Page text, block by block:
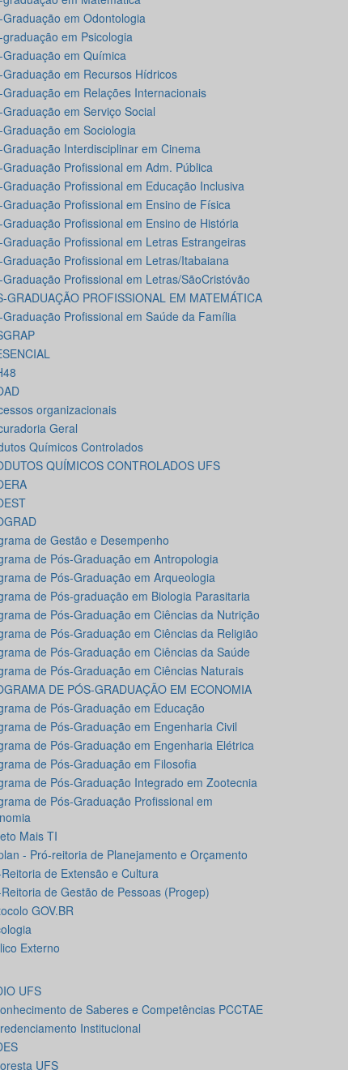
Graduação em Odontologia
graduação em Psicologia
Graduação em Química
Graduação em Recursos Hídricos
Graduação em Relações Internacionais
Graduação em Serviço Social
Graduação em Sociologia
Graduação Interdisciplinar em Cinema
Graduação Profissional em Adm. Pública
Graduação Profissional em Educação Inclusiva
Graduação Profissional em Ensino de Física
Graduação Profissional em Ensino de História
Graduação Profissional em Letras Estrangeiras
Graduação Profissional em Letras/Itabaiana
Graduação Profissional em Letras/SãoCristóvão
GRADUAÇÃO PROFISSIONAL EM MATEMÁTICA
Graduação Profissional em Saúde da Família
organizacionais
Geral
Químicos Controlados
QUÍMICOS CONTROLADOS UFS
de Gestão e Desempenho
de Pós-Graduação em Antropologia
de Pós-Graduação em Arqueologia
de Pós-graduação em Biologia Parasitaria
de Pós-Graduação em Ciências da Nutrição
de Pós-Graduação em Ciências da Religião
de Pós-Graduação em Ciências da Saúde
de Pós-Graduação em Ciências Naturais
DE PÓS-GRADUAÇÃO EM ECONOMIA
de Pós-Graduação em Educação
de Pós-Graduação em Engenharia Civil
de Pós-Graduação em Engenharia Elétrica
de Pós-Graduação em Filosofia
de Pós-Graduação Integrado em Zootecnia
de Pós-Graduação Profissional em
Mais TI
- Pró-reitoria de Planejamento e Orçamento
de Extensão e Cultura
de Gestão de Pessoas (Progep)
GOV.BR
Externo
UFS
de Saberes e Competências PCCTAE
Institucional
UFS